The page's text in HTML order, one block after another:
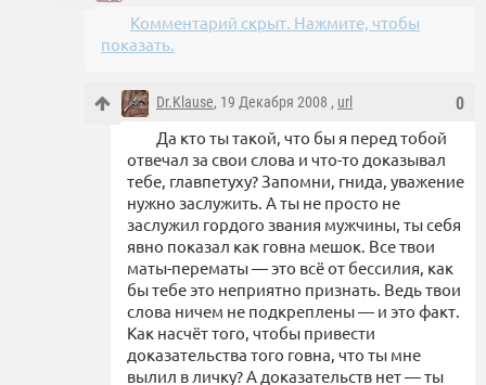
Комментарий скрыт. Нажмите, чтобы
показать.
0
Dr.Klause, 19 Декабря 2008 , url
Да кто ты такой, что бы я перед тобой
отвечал за свои слова и что-то доказывал
тебе, главпетуху? Запомни, гнида, уважение
нужно заслужить. А ты не просто не
заслужил гордого звания мужчины, ты себя
явно показал как говна мешок. Все твои
маты-перематы — это всё от бессилия, как
бы тебе это неприятно признать. Ведь твои
слова ничем не подкреплены — и это факт.
Как насчёт того, чтобы привести
доказательства того говна, что ты мне
вылил в личку? А доказательств нет — ты